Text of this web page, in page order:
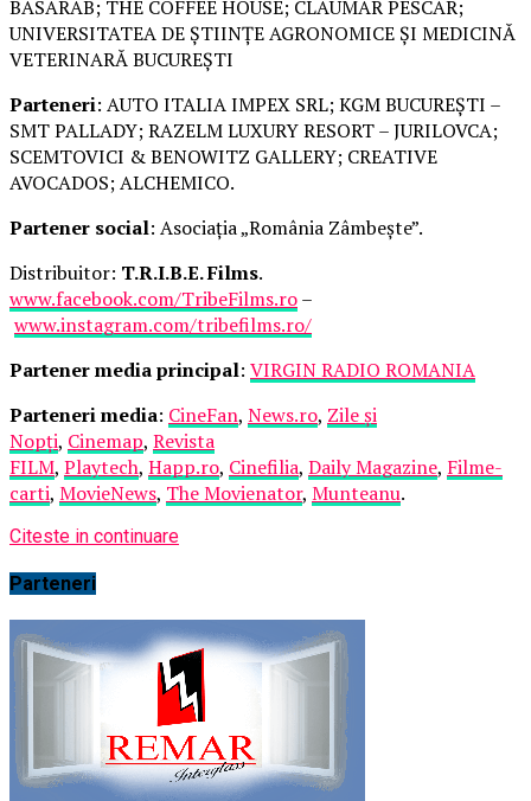
BASARAB; THE COFFEE HOUSE; CLAUMAR PESCAR;
UNIVERSITATEA DE ȘTIINȚE AGRONOMICE ȘI MEDICINĂ
VETERINARĂ BUCUREȘTI
Parteneri: AUTO ITALIA IMPEX SRL; KGM BUCUREȘTI –
SMT PALLADY; RAZELM LUXURY RESORT – JURILOVCA;
SCEMTOVICI & BENOWITZ GALLERY; CREATIVE
AVOCADOS; ALCHEMICO.
Partener social: Asociația „România Zâmbește”.
Distribuitor: T.R.I.B.E. Films.
www.facebook.com/TribeFilms.ro–
www.instagram.com/tribefilms.ro/
Partener media principal: VIRGIN RADIO ROMANIA
Parteneri media: CineFan, News.ro, Zile și
Nopți, Cinemap, Revista
FILM, Playtech, Happ.ro, Cinefilia, Daily Magazine, Filme-
carti, MovieNews, The Movienator, Munteanu.
Citeste in continuare
Parteneri